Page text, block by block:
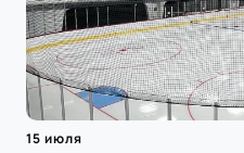
15 июля